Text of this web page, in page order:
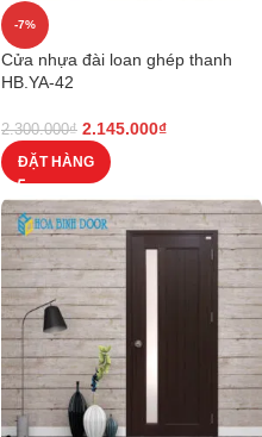
-7%
Cửa nhựa đài loan ghép thanh
HB.YA-42
2.300.000₫ 2.145.000₫
ĐẶT HÀNG